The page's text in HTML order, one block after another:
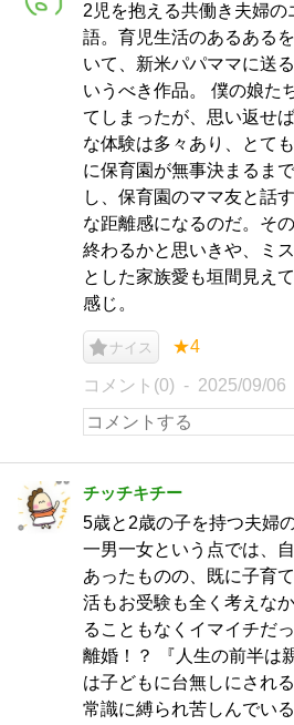
2児を抱える共働き夫婦
語。育児生活のあるある
いて、新米パパママに送
いうべき作品。 僕の娘た
てしまったが、思い返せ
な体験は多々あり、とて
に保育園が無事決まるま
し、保育園のママ友と話
な距離感になるのだ。そ
終わるかと思いきや、ミ
とした家族愛も垣間見え
感じ。
ナイス ★4
コメント(0) 2025/09/06
チッチキチー
5歳と2歳の子を持つ夫婦
一男一女という点では、
あったものの、既に子育
活もお受験も全く考えな
ることもなくイマイチだ
離婚！？ 『人生の前半は
は子どもに台無しにされ
常識に縛られ苦しんでい